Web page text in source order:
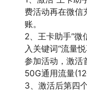
费活动再在微信
账。
2、王卡助手”微
入关键词“流量
参加活动，激活
50G通用流量
3、激活后第四